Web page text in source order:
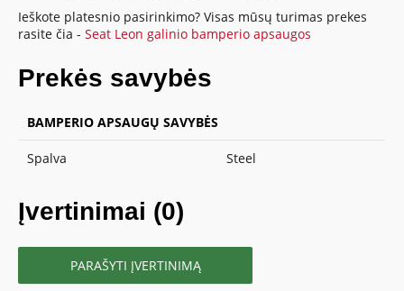
Ieškote platesnio pasirinkimo? Visas mūsų turimas prekes
rasite čia -Seat Leon galinio bamperio apsaugos
Prekės savybės
BAMPERIO APSAUGŲ SAVYBĖS
Spalva Steel
Įvertinimai (0)
PARAŠYTI ĮVERTINIMĄ